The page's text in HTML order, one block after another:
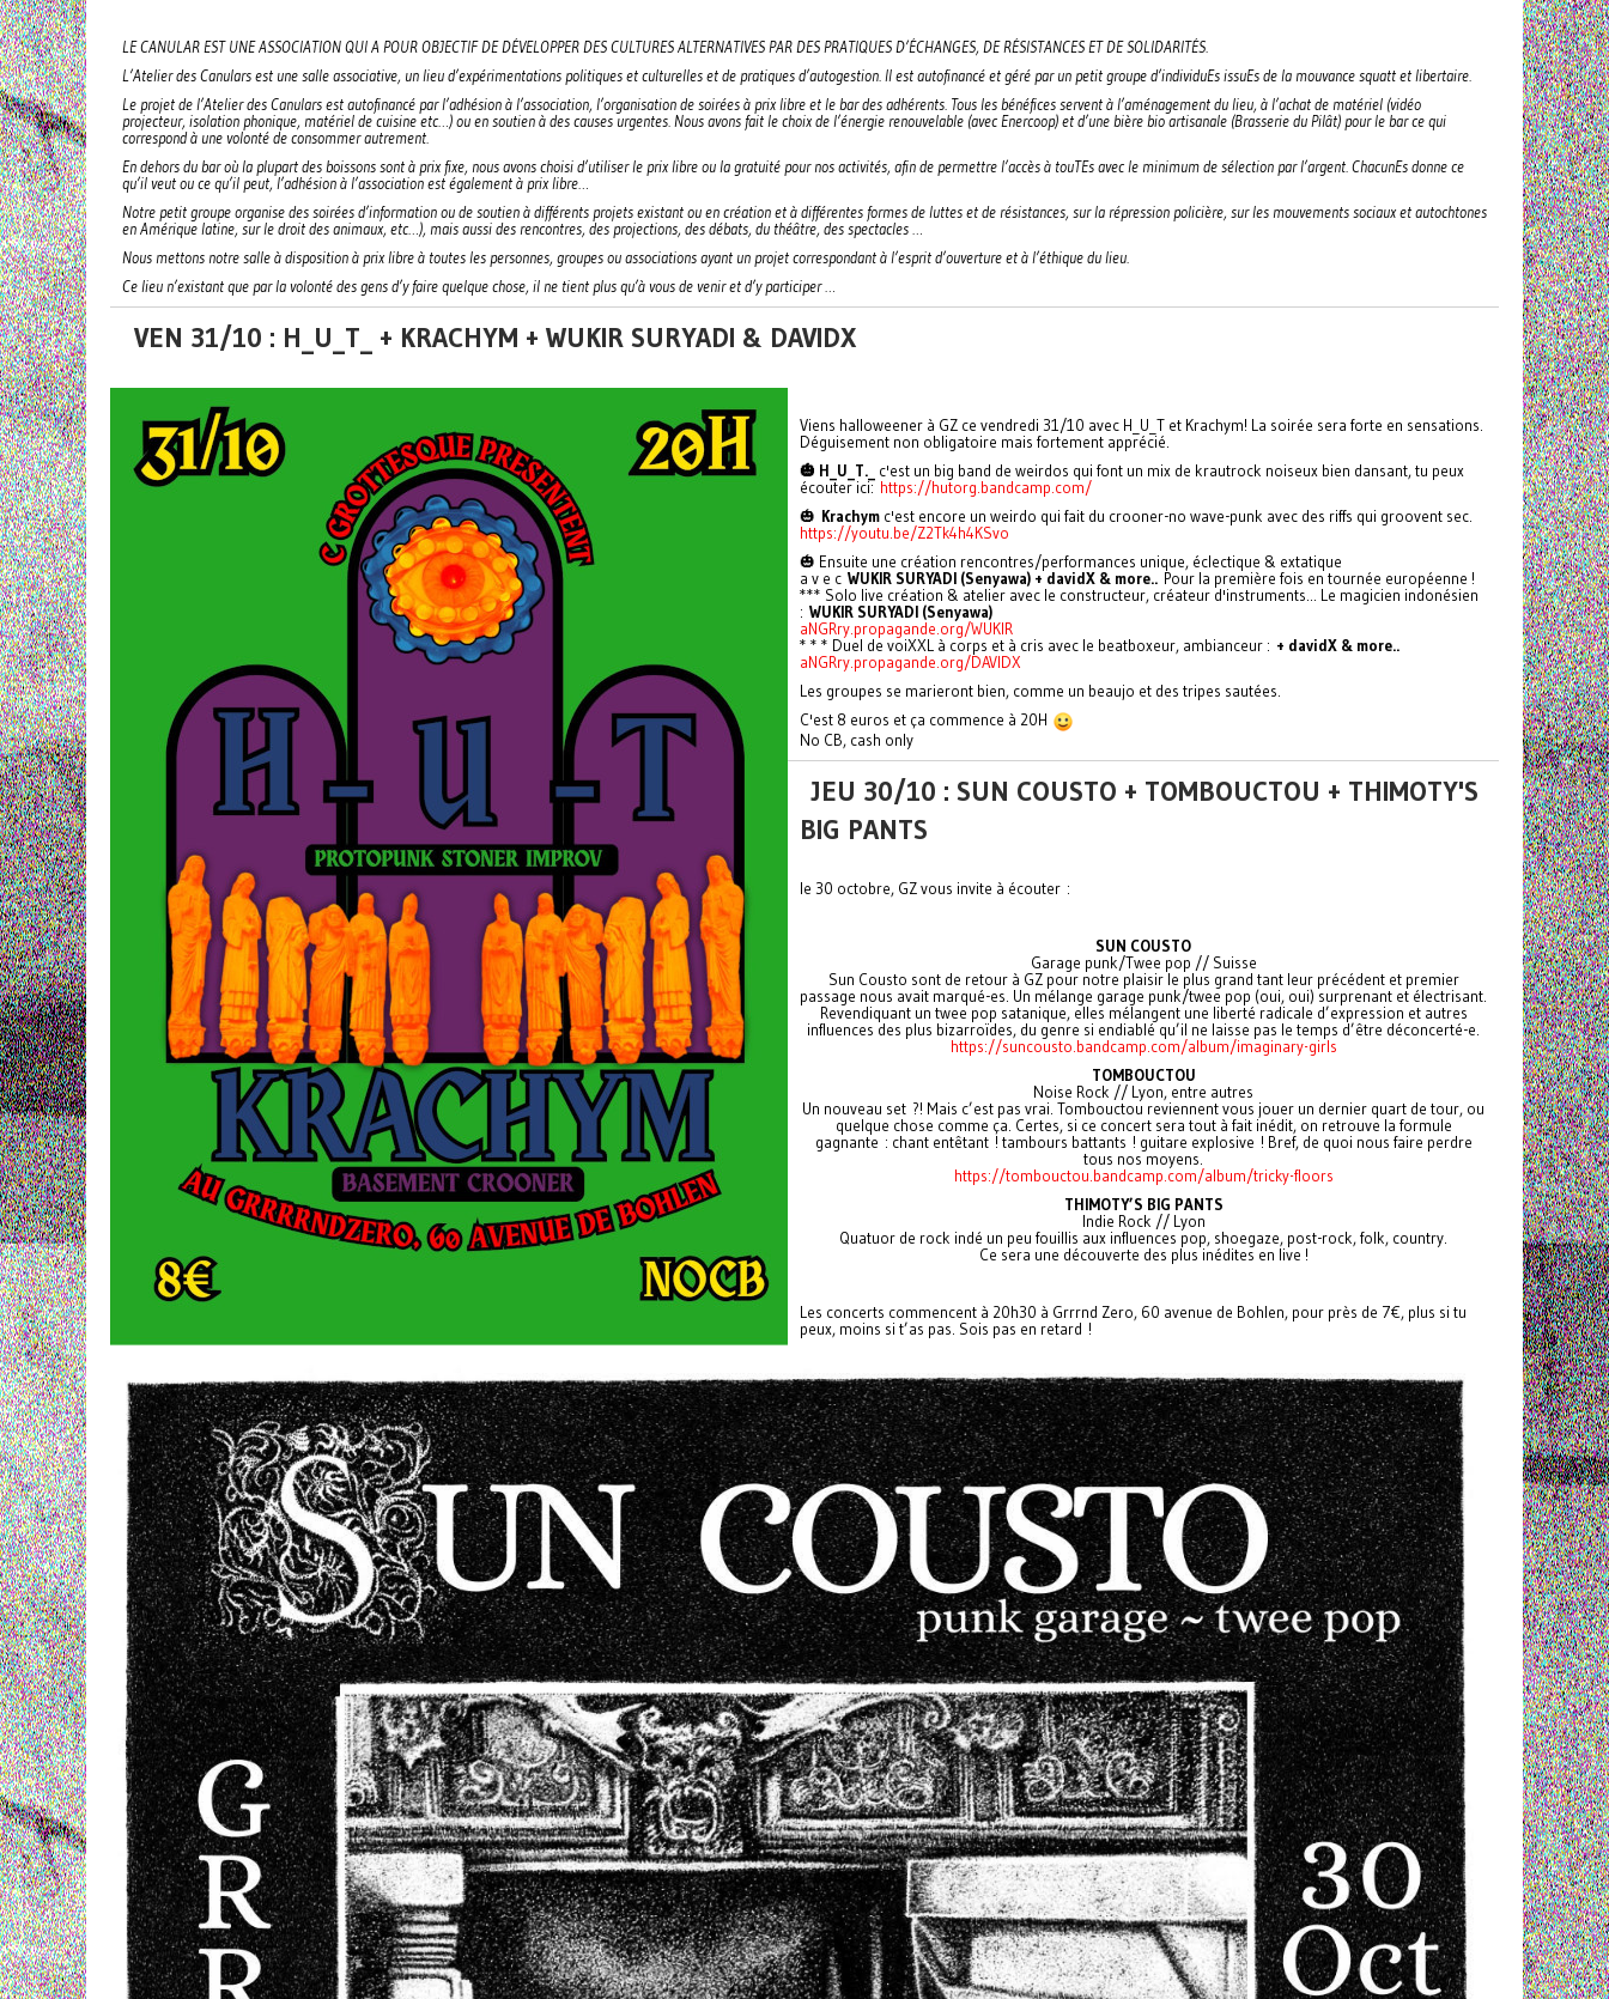
LE CANULAR EST UNE ASSOCIATION QUI A POUR OBJECTIF DE DÉVELOPPER DES CULTURES ALTERNATIVES PAR DES PRATIQUES D’ÉCHANGES, DE RÉSISTANCES ET DE SOLIDARITÉS.
L’Atelier des Canulars est une salle associative, un lieu d’expérimentations politiques et culturelles et de pratiques d’autogestion. Il est autofinancé et géré par un petit groupe d’individuEs issuEs de la mouvance squatt et libertaire.
Le projet de l’Atelier des Canulars est autofinancé par l’adhésion à l’association, l’organisation de soirées à prix libre et le bar des adhérents. Tous les bénéfices servent à l’aménagement du lieu, à l’achat de matériel (vidéo
projecteur, isolation phonique, matériel de cuisine etc…) ou en soutien à des causes urgentes. Nous avons fait le choix de l’énergie renouvelable (avec Enercoop) et d’une bière bio artisanale (Brasserie du Pilât) pour le bar ce qui
correspond à une volonté de consommer autrement.
En dehors du bar où la plupart des boissons sont à prix fixe, nous avons choisi d’utiliser le prix libre ou la gratuité pour nos activités, afin de permettre l’accès à touTEs avec le minimum de sélection par l’argent. ChacunEs donne ce
qu’il veut ou ce qu’il peut, l’adhésion à l’association est également à prix libre…
Notre petit groupe organise des soirées d’information ou de soutien à différents projets existant ou en création et à différentes formes de luttes et de résistances, sur la répression policière, sur les mouvements sociaux et autochtones
en Amérique latine, sur le droit des animaux, etc…), mais aussi des rencontres, des projections, des débats, du théâtre, des spectacles …
Nous mettons notre salle à disposition à prix libre à toutes les personnes, groupes ou associations ayant un projet correspondant à l’esprit d’ouverture et à l’éthique du lieu.
Ce lieu n’existant que par la volonté des gens d’y faire quelque chose, il ne tient plus qu’à vous de venir et d’y participer …
VEN 31/10 : H_U_T_ + KRACHYM + WUKIR SURYADI & DAVIDX
Viens halloweener à GZ ce vendredi 31/10 avec H_U_T et Krachym! La soirée sera forte en sensations.
Déguisement non obligatoire mais fortement apprécié.
🎃 H_U_T._
c'est un big band de weirdos qui font un mix de krautrock noiseux bien dansant, tu peux
écouter ici: https://hutorg.bandcamp.com/
🎃 Krachym c'est encore un weirdo qui fait du crooner-no wave-punk avec des riffs qui groovent sec.
https://youtu.be/Z2Tk4h4KSvo
🎃 Ensuite une création rencontres/performances unique, éclectique & extatique
a v e c WUKIR SURYADI (Senyawa) + davidX & more.. Pour la première fois en tournée européenne !
*** Solo live création & atelier avec le constructeur, créateur d'instruments... Le magicien indonésien
: WUKIR SURYADI (Senyawa)
aNGRry.propagande.org/WUKIR
* * * Duel de voiXXL à corps et à cris avec le beatboxeur, ambianceur : + davidX & more..
aNGRry.propagande.org/DAVIDX
Les groupes se marieront bien, comme un beaujo et des tripes sautées.
C'est 8 euros et ça commence à 20H
No CB, cash only
JEU 30/10 : SUN COUSTO + TOMBOUCTOU + THIMOTY'S
BIG PANTS
le 30 octobre, GZ vous invite à écouter :
SUN COUSTO
Garage punk/Twee pop // Suisse
Sun Cousto sont de retour à GZ pour notre plaisir le plus grand tant leur précédent et premier
passage nous avait marqué-es. Un mélange garage punk/twee pop (oui, oui) surprenant et électrisant.
Revendiquant un twee pop satanique, elles mélangent une liberté radicale d’expression et autres
influences des plus bizarroïdes, du genre si endiablé qu’il ne laisse pas le temps d’être déconcerté-e.
https://suncousto.bandcamp.com/album/imaginary-girls
TOMBOUCTOU
Noise Rock // Lyon, entre autres
Un nouveau set ?! Mais c’est pas vrai. Tombouctou reviennent vous jouer un dernier quart de tour, ou
quelque chose comme ça. Certes, si ce concert sera tout à fait inédit, on retrouve la formule
gagnante : chant entêtant ! tambours battants ! guitare explosive ! Bref, de quoi nous faire perdre
tous nos moyens.
https://tombouctou.bandcamp.com/album/tricky-floors
THIMOTY’S BIG PANTS
Indie Rock // Lyon
Quatuor de rock indé un peu fouillis aux influences pop, shoegaze, post-rock, folk, country.
Ce sera une découverte des plus inédites en live !
Les concerts commencent à 20h30 à Grrrnd Zero, 60 avenue de Bohlen, pour près de 7€, plus si tu
peux, moins si t’as pas. Sois pas en retard !